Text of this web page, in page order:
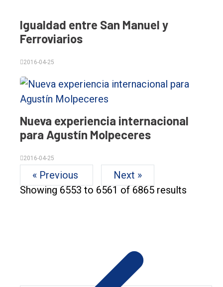
Igualdad entre San Manuel y
Ferroviarios
2016-04-25
Nueva experiencia internacional
para Agustín Molpeceres
2016-04-25
« Previous
Next »
Showing 6553 to 6561 of 6865 results